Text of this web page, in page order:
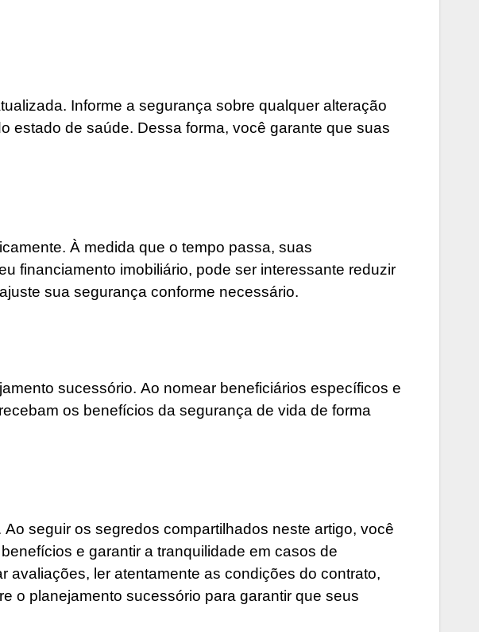
Informe a segurança sobre qualquer alteração
estado de saúde. Dessa forma, você garante que suas
À medida que o tempo passa, suas
financiamento imobiliário, pode ser interessante reduzir
sua segurança conforme necessário.
sucessório. Ao nomear beneficiários específicos e
os benefícios da segurança de vida de forma
seguir os segredos compartilhados neste artigo, você
e garantir a tranquilidade em casos de
ler atentamente as condições do contrato,
o planejamento sucessório para garantir que seus